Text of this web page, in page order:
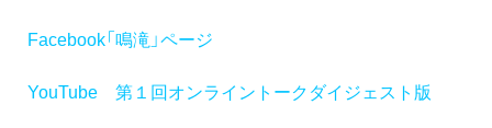
Facebook「鳴滝」ページ
YouTube 第１回オンライントークダイジェスト版